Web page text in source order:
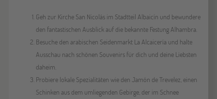
Geh zur Kirche San Nicolás im Stadtteil Albaicín und bewundere
den fantastischen Ausblick auf die bekannte Festung Alhambra.
Besuche den arabischen Seidenmarkt La Alcaicería und halte
Ausschau nach schönen Souvenirs für dich und deine Liebsten
daheim.
Probiere lokale Spezialitäten wie den Jamón de Trevelez, einen
Schinken aus dem umliegenden Gebirge, der im Schnee